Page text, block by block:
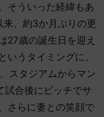
そういった経緯もあ
来、約3か月ぶりの更
27歳の誕生日を迎え
いうタイミングに。
スタジアムからマン
試合後にピッチでサ
さらに妻との笑顔で